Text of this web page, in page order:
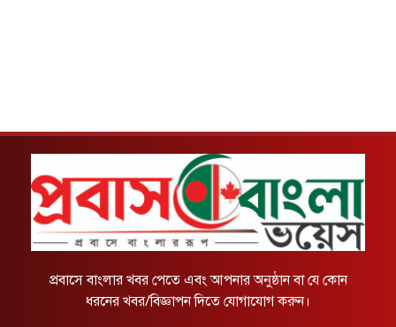
প্রবাসে বাংলার খবর পেতে এবং আপনার অনুষ্ঠান বা যে কোন
ধরনের খবর/বিজ্ঞাপন দিতে যোগাযোগ করুন।